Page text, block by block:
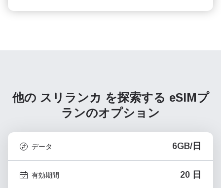
他の スリランカ を探索する eSIMプ
ランのオプション
データ 6GB/日
有効期間 20 日